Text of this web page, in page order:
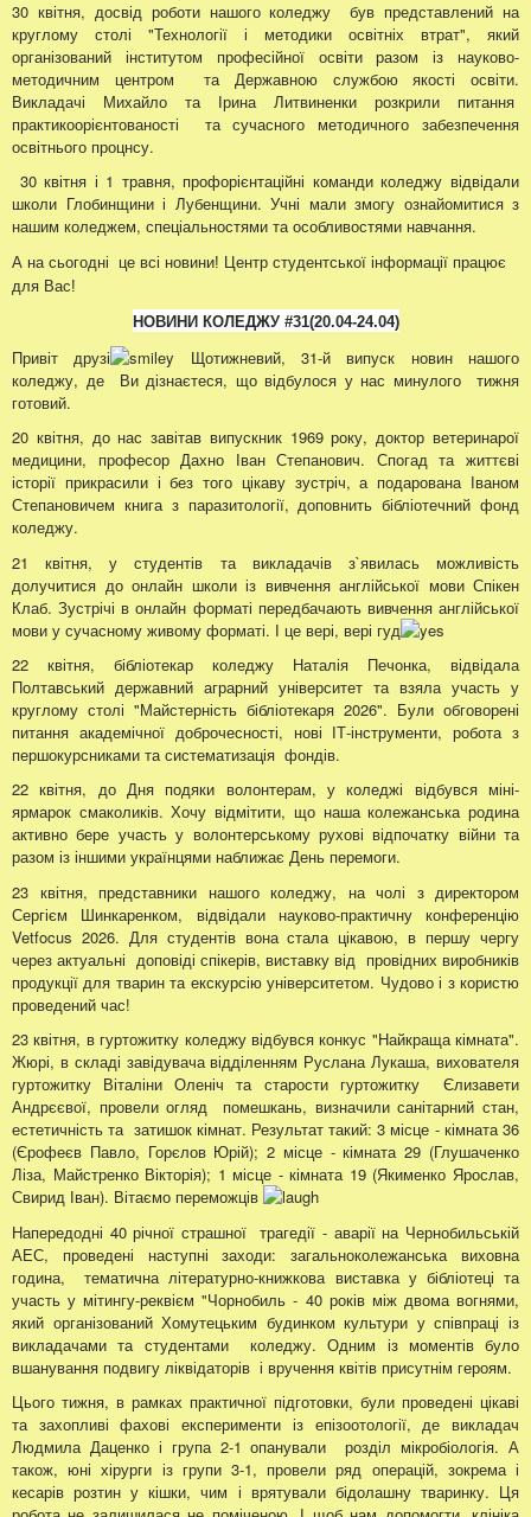
30 квітня, досвід роботи нашого коледжу був представлений на
круглому столі "Технології і методики освітніх втрат", який
організований інститутом професійної освіти разом із науково-
методичним центром та Державною службою якості освіти.
Викладачі Михайло та Ірина Литвиненки розкрили питання
практикоорієнтованості та сучасного методичного забезпечення
освітнього процнсу.
30 квітня і 1 травня, профорієнтаційні команди коледжу відвідали
школи Глобинщини і Лубенщини. Учні мали змогу ознайомитися з
нашим коледжем, спеціальностями та особливостями навчання.
А на сьогодні це всі новини! Центр студентської інформації працює
для Вас!
НОВИНИ КОЛЕДЖУ #31(20.04-24.04)
Привіт друзі
Щотижневий, 31-й випуск новин нашого
коледжу, де Ви дізнаєтеся, що відбулося у нас минулого тижня
готовий.
20 квітня, до нас завітав випускник 1969 року, доктор ветеринарої
медицини, професор Дахно Іван Степанович. Спогад та життєві
історії прикрасили і без того цікаву зустріч, а подарована Іваном
Степановичем книга з паразитології, доповнить бібліотечний фонд
коледжу.
21 квітня, у студентів та викладачів з`явилась можливість
долучитися до онлайн школи із вивчення англійської мови Спікен
Клаб. Зустрічі в онлайн форматі передбачають вивчення англійської
мови у сучасному живому форматі. І це вері, вері гуд
22 квітня, бібліотекар коледжу Наталія Печонка, відвідала
Полтавський державний аграрний університет та взяла участь у
круглому столі "Майстерність бібліотекаря 2026". Були обговорені
питання академічної доброчесності, нові ІТ-інструменти, робота з
першокурсниками та систематизація фондів.
22 квітня, до Дня подяки волонтерам, у коледжі відбувся міні-
ярмарок смаколиків. Хочу відмітити, що наша колежанська родина
активно бере участь у волонтерському рухові відпочатку війни та
разом із іншими українцями наближає День перемоги.
23 квітня, представники нашого коледжу, на чолі з директором
Сергієм Шинкаренком, відвідали науково-практичну конференцію
Vetfocus 2026. Для студентів вона стала цікавою, в першу чергу
через актуальні доповіді спікерів, виставку від провідних виробників
продукції для тварин та екскурсію університетом. Чудово і з користю
проведений час!
23 квітня, в гуртожитку коледжу відбувся конкус "Найкраща кімната".
Жюрі, в складі завідувача відділенням Руслана Лукаша, вихователя
гуртожитку Віталіни Оленіч та старости гуртожитку Єлизавети
Андрєєвої, провели огляд помешкань, визначили санітарний стан,
естетичність та затишок кімнат. Результат такий: 3 місце - кімната 36
(Єрофеєв Павло, Горєлов Юрій); 2 місце - кімната 29 (Глушаченко
Ліза, Майстренко Вікторія); 1 місце - кімната 19 (Якименко Ярослав,
Свирид Іван). Вітаємо переможців
Напередодні 40 річної страшної трагедії - аварії на Чернобильській
АЕС, проведені наступні заходи: загальноколежанська виховна
година, тематична літературно-книжкова виставка у бібліотеці та
участь у мітингу-реквієм "Чорнобиль - 40 років між двома вогнями,
який організований Хомутецьким будинком культури у співпраці із
викладачами та студентами коледжу. Одним із моментів було
вшанування подвигу ліквідаторів і вручення квітів присутнім героям.
Цього тижня, в рамках практичної підготовки, були проведені цікаві
та захопливі фахові експерименти із епізоотології, де викладач
Людмила Даценко і група 2-1 опанували розділ мікробіологія. А
також, юні хірурги із групи 3-1, провели ряд операцій, зокрема і
кесарів розтин у кішки, чим і врятували бідолашну тваринку. Ця